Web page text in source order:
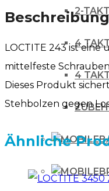
2-
4
4
/
Menge
Beschreibung
LOCTITE 243 ist eine
mittelfeste
Dieses Produkt
Stehbolzen gegen
Ähnliche